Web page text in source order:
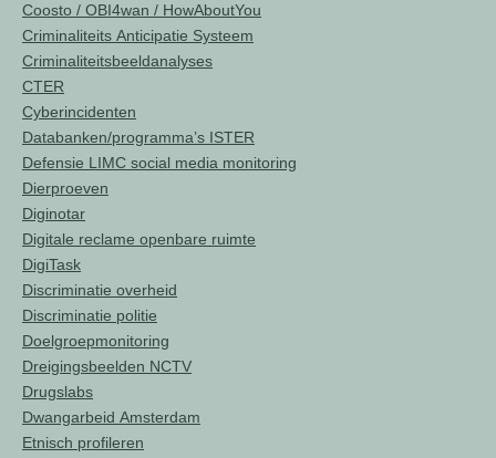
Coosto / OBI4wan / HowAboutYou
Criminaliteits Anticipatie Systeem
Criminaliteitsbeeldanalyses
CTER
Cyberincidenten
Databanken/programma’s ISTER
Defensie LIMC social media monitoring
Dierproeven
Diginotar
Digitale reclame openbare ruimte
DigiTask
Discriminatie overheid
Discriminatie politie
Doelgroepmonitoring
Dreigingsbeelden NCTV
Drugslabs
Dwangarbeid Amsterdam
Etnisch profileren